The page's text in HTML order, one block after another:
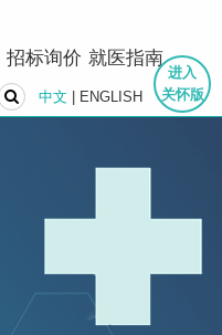
招标询价 就医指南
进入
关怀版
中文 ENGLISH